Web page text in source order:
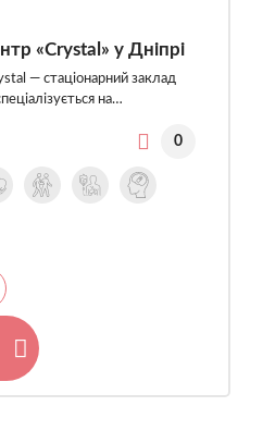
«Crystal» у Дніпрі
— стаціонарний заклад
на…
0